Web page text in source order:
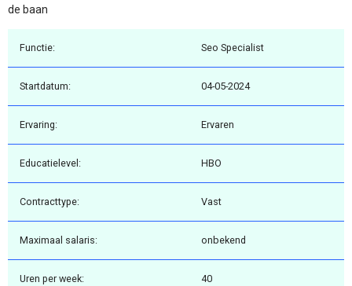
de baan
Functie: Seo Specialist
Startdatum: 04-05-2024
Ervaring: Ervaren
Educatielevel: HBO
Contracttype: Vast
Maximaal salaris: onbekend
Uren per week: 40